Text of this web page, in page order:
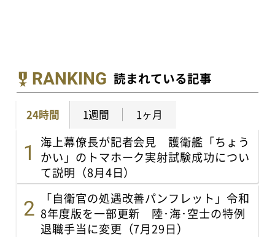
RANKING 読まれている記事
24時間 1週間 1ヶ月
海上幕僚長が記者会見 護衛艦「ちょう
かい」のトマホーク実射試験成功につい
て説明（8月4日）
「自衛官の処遇改善パンフレット」令和
8年度版を一部更新 陸･海･空士の特例
退職手当に変更（7月29日）